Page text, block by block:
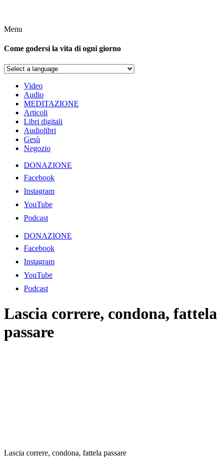
Menu
Come godersi la vita di ogni giorno
Video
Audio
MEDITAZIONE
Articoli
Libri digitali
Audiolibri
Gesù
Negozio
DONAZIONE
Facebook
Instagram
YouTube
Podcast
DONAZIONE
Facebook
Instagram
YouTube
Podcast
Lascia correre, condona, fattela
passare
Lascia correre, condona, fattela passare